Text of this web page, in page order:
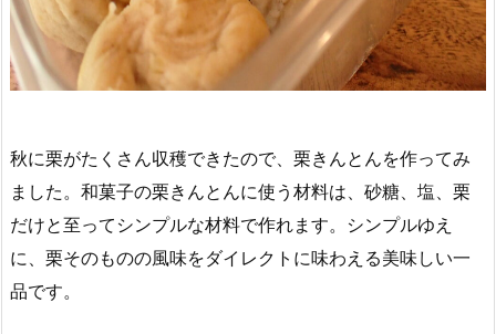
秋に栗がたくさん収穫できたので、栗きんとんを作ってみ
ました。和菓子の栗きんとんに使う材料は、砂糖、塩、栗
だけと至ってシンプルな材料で作れます。シンプルゆえ
に、栗そのものの風味をダイレクトに味わえる美味しい一
品です。